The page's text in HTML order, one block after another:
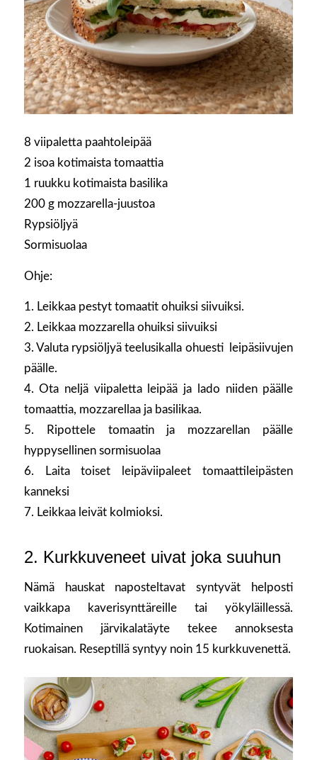
8 viipaletta paahtoleipää
2 isoa kotimaista tomaattia
1 ruukku kotimaista basilika
200 g mozzarella-juustoa
Rypsiöljyä
Sormisuolaa
Ohje:
1. Leikkaa pestyt tomaatit ohuiksi siivuiksi.
2. Leikkaa mozzarella ohuiksi siivuiksi
3. Valuta rypsiöljyä teelusikalla ohuesti leipäsiivujen
päälle.
4. Ota neljä viipaletta leipää ja lado niiden päälle
tomaattia, mozzarellaa ja basilikaa.
5. Ripottele tomaatin ja mozzarellan päälle
hyppysellinen sormisuolaa
6. Laita toiset leipäviipaleet tomaattileipästen
kanneksi
7. Leikkaa leivät kolmioksi.
2. Kurkkuveneet uivat joka suuhun
Nämä hauskat naposteltavat syntyvät helposti
vaikkapa kaverisynttäreille tai yökyläillessä.
Kotimainen järvikalatäyte tekee annoksesta
ruokaisan. Reseptillä syntyy noin 15 kurkkuvenettä.